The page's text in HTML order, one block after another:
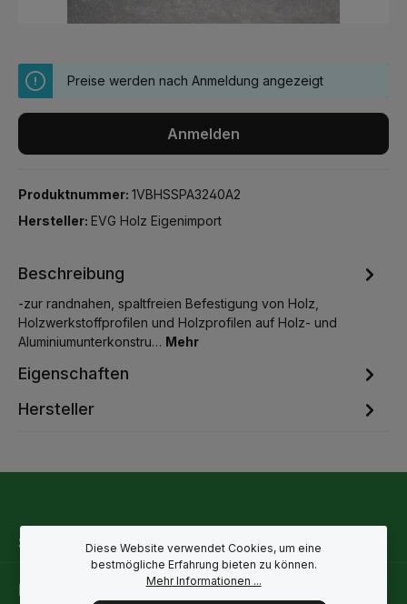
Preise werden nach Anmeldung angezeigt
Anmelden
Produktnummer: 1VBHSSPA3240A2
Hersteller: EVG Holz Eigenimport
Beschreibung
-zur randnahen, spaltfreien Befestigung von Holz,
Holzwerkstoffprofilen und Holzprofilen auf Holz- und
Aluminiumunterkonstru… Mehr
Eigenschaften
Hersteller
Service-Hotline
Rechtliche Hinweise
Diese Website verwendet Cookies, um eine
bestmögliche Erfahrung bieten zu können.
Mehr Informationen ...